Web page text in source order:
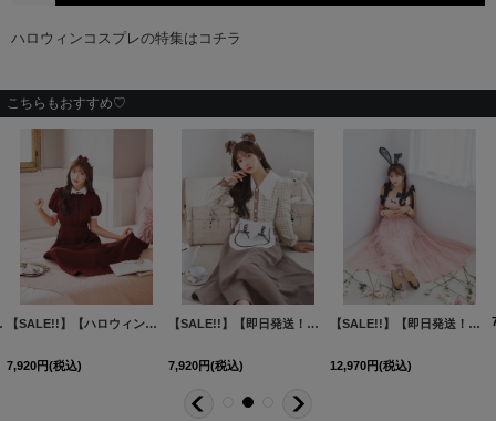
こちらもおすすめ♡
[ HW-198-SB-dzc-24EM-1] [HW-155-
カラー】[HC03] 【SALE!!】【ハロウィン】クラシカル洋館メイド 【コスプレ3点セット】 【S-XLサイズ/1カラー】[HC03]
7,920円(税込)
【SALE!!】【即日発送！】【ハロウィン】ベアメイドワンピース 【コスプレ4点セット】 【S-XLサイズ/1カラー】[HC03]
7,920円(税込)
【SALE!!】【即日発送！】【ハロウィン】バニーリボンチュールワンピース 【コスプレ4点セット】 【S-Lサイズ/1カラー】[HC03]
12,970円(税込)